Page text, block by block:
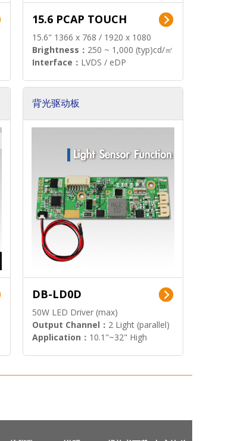
15.6 PCAP TOUCH
15.6" 1366 x 768 / 1920 x 1080
Brightness： 250 ~ 1,000 (typ)cd/㎡
Interface： LVDS / eDP
背光驱动板
DB-LD0D
50W LED Driver (max)
Output Channel： 2 Light (parallel)
Application： 10.1"~32" High